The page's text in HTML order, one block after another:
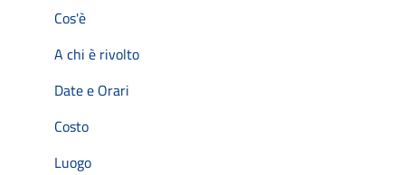
Cos'è
A chi è rivolto
Date e Orari
Costo
Luogo